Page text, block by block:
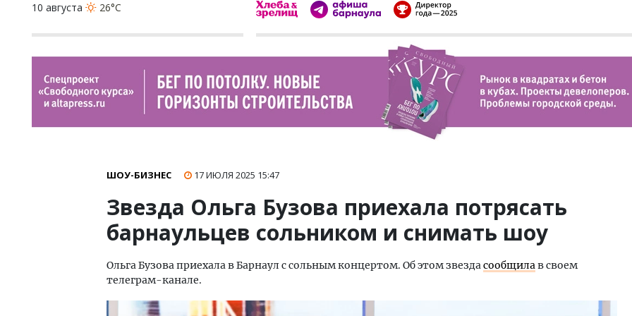
10 августа
26°C
ШОУ-БИЗНЕС 17 ИЮЛЯ 2025 15:47
Звезда Ольга Бузова приехала потрясать
барнаульцев сольником и снимать шоу
Ольга Бузова приехала в Барнаул с сольным концертом. ‍Об этом звездасообщилав своем
телеграм-канале.